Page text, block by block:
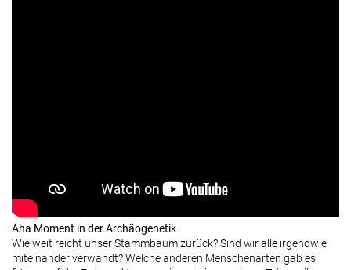
Aha Moment in der Archäogenetik
Wie weit reicht unser Stammbaum zurück? Sind wir alle irgendwie
miteinander verwandt? Welche anderen Menschenarten gab es